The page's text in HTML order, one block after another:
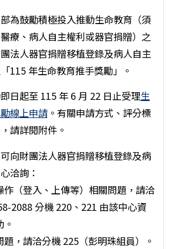
為鼓勵積極投入推動生命教育（須
療、病人自主權利或器官捐贈）之
法人器官捐贈移植登錄及病人自主
115 年生命教育推手獎勵」。
日起至 115 年 6 月 22 日止受理生
線上申請。有關申請方式、評分標
請詳閱附件。
向財團法人器官捐贈移植登錄及病
洽詢：
作（登入、上傳等）相關問題，請洽
2088 分機 220、221 由該中心資
題，請洽分機 225（彭明珠組員）。